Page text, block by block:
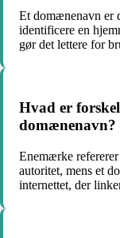
Et domænenavn er
identificere en
gør det lettere for
Hvad er
domænenavn?
Enemærke
autoritet, mens et
internettet, der